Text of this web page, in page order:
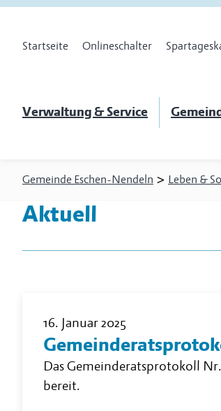
Startseite Onlineschalter
Verwaltung & Service
Gemeinde Eschen-Nendeln > Leben &
Aktuell
16. Januar 2025
Das Gemeinderatsprotokoll
bereit.